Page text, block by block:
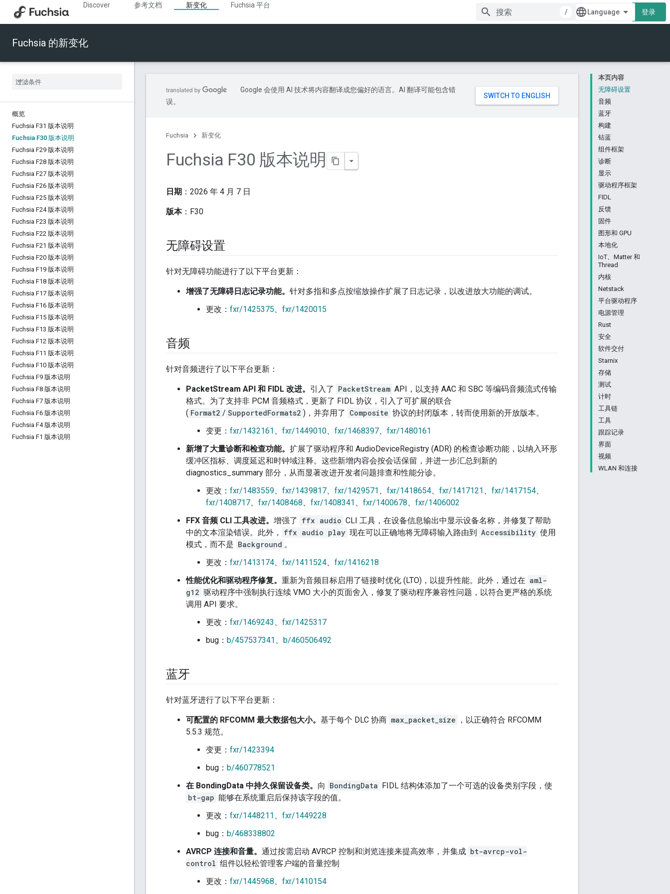
Discover 参考文档 新变化
Fuchsia 平台
/
登录
Fuchsia 的新变化
概览
Fuchsia F31 版本说明
Fuchsia F30 版本说明
Fuchsia F29 版本说明
Fuchsia F28 版本说明
Fuchsia F27 版本说明
Fuchsia F26 版本说明
Fuchsia F25 版本说明
Fuchsia F24 版本说明
Fuchsia F23 版本说明
Fuchsia F22 版本说明
Fuchsia F21 版本说明
Fuchsia F20 版本说明
Fuchsia F19 版本说明
Fuchsia F18 版本说明
Fuchsia F17 版本说明
Fuchsia F16 版本说明
Fuchsia F15 版本说明
Fuchsia F13 版本说明
Fuchsia F12 版本说明
Fuchsia F11 版本说明
Fuchsia F10 版本说明
Fuchsia F9 版本说明
Fuchsia F8 版本说明
Fuchsia F7 版本说明
Fuchsia F6 版本说明
Fuchsia F4 版本说明
Fuchsia F1 版本说明
本页内容
无障碍设置
音频
蓝牙
构建
钴蓝
组件框架
诊断
显示
驱动程序框架
FIDL
反馈
固件
图形和 GPU
本地化
IoT、Matter 和
Thread
内核
Netstack
平台驱动程序
电源管理
Rust
安全
软件交付
Starnix
存储
测试
计时
工具链
工具
跟踪记录
界面
视频
WLAN 和连接
Google 会使用 AI 技术将内容翻译成您偏好的语言。AI 翻译可能包含错
误。
Fuchsia 新变化
Fuchsia F30 版本说明
日期 ：2026 年 4 月 7 日
版本：F30
无障碍设置
针对无障碍功能进行了以下平台更新：
增强了无障碍日志记录功能。 针对多指和多点按缩放操作扩展了日志记录，以改进放大功能的调试。
更改： fxr/1425375、 fxr/1420015
音频
针对音频进行了以下平台更新：
PacketStream API 和 FIDL 改进。 引入了 PacketStream API，以支持 AAC 和 SBC 等编码音频流式传输
格式。为了支持非 PCM 音频格式，更新了 FIDL 协议，引入了可扩展的联合
( Format2 / SupportedFormats2 )，并弃用了 Composite 协议的封闭版本，转而使用新的开放版本。
变更： fxr/1432161 、 fxr/1449010、 fxr/1468397、 fxr/1480161
新增了大量诊断和检查功能。 扩展了驱动程序和 AudioDeviceRegistry (ADR) 的检查诊断功能，以纳入环形
缓冲区指标、调度延迟和时钟域注释。这些新增内容会按会话保留，并进一步汇总到新的
diagnostics_summary 部分，从而显著改进开发者问题排查和性能分诊。
更改： fxr/1483559、 fxr/1439817、 fxr/1429571 、 fxr/1418654、 fxr/1417121 、 fxr/1417154、
fxr/1408717、 fxr/1408468、 fxr/1408341 、 fxr/1400678、 fxr/1406002
FFX 音频 CLI 工具改进。 增强了 ffx audio CLI 工具，在设备信息输出中显示设备名称，并修复了帮助
中的文本渲染错误。此外，
ffx audio play 现在可以正确地将无障碍输入路由到 Accessibility 使用
模式，而不是 Background 。
更改： fxr/1413174、 fxr/1411524、 fxr/1416218
性能优化和驱动程序修复。 重新为音频目标启用了链接时优化 (LTO)，以提升性能。此外，通过在 aml-
g12 驱动程序中强制执行连续 VMO 大小的页面舍入，修复了驱动程序兼容性问题，以符合更严格的系统
调用 API 要求。
更改： fxr/1469243 、 fxr/1425317
bug： b/457537341 、 b/460506492
蓝牙
针对蓝牙进行了以下平台更新：
可配置的 RFCOMM 最大数据包大小。 基于每个 DLC 协商 max_packet_size
，以正确符合 RFCOMM
5.5.3 规范。
变更： fxr/1423394
bug： b/460778521
在 BondingData 中持久保留设备类。 向 BondingData FIDL 结构体添加了一个可选的设备类别字段，使
bt-gap 能够在系统重启后保持该字段的值。
更改： fxr/1448211 、 fxr/1449228
bug： b/468338802
AVRCP 连接和音量。 通过按需启动 AVRCP 控制和浏览连接来提高效率，并集成 bt-avrcp-vol-
control 组件以轻松管理客户端的音量控制
更改： fxr/1445968、 fxr/1410154